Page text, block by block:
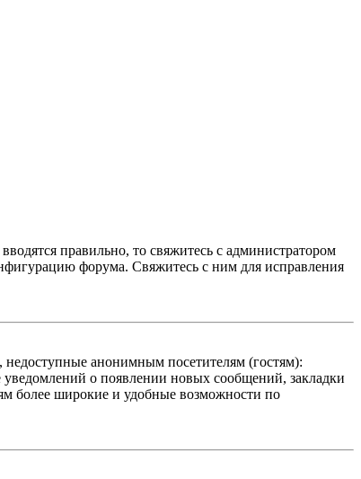
правильно, то свяжитесь с администратором
форума. Свяжитесь с ним для исправления
недоступные анонимным посетителям (гостям):
о появлении новых сообщений, закладки
более широкие и удобные возможности по